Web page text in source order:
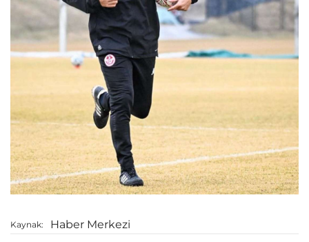
Kaynak: Haber Merkezi